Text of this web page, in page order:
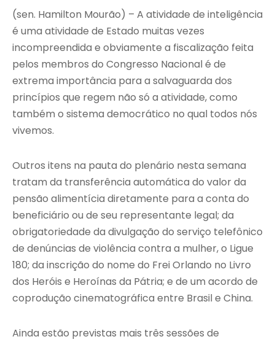
(sen. Hamilton Mourão) – A atividade de inteligência
é uma atividade de Estado muitas vezes
incompreendida e obviamente a fiscalização feita
pelos membros do Congresso Nacional é de
extrema importância para a salvaguarda dos
princípios que regem não só a atividade, como
também o sistema democrático no qual todos nós
vivemos.
Outros itens na pauta do plenário nesta semana
tratam da transferência automática do valor da
pensão alimentícia diretamente para a conta do
beneficiário ou de seu representante legal; da
obrigatoriedade da divulgação do serviço telefônico
de denúncias de violência contra a mulher, o Ligue
180; da inscrição do nome do Frei Orlando no Livro
dos Heróis e Heroínas da Pátria; e de um acordo de
coprodução cinematográfica entre Brasil e China.
Ainda estão previstas mais três sessões de